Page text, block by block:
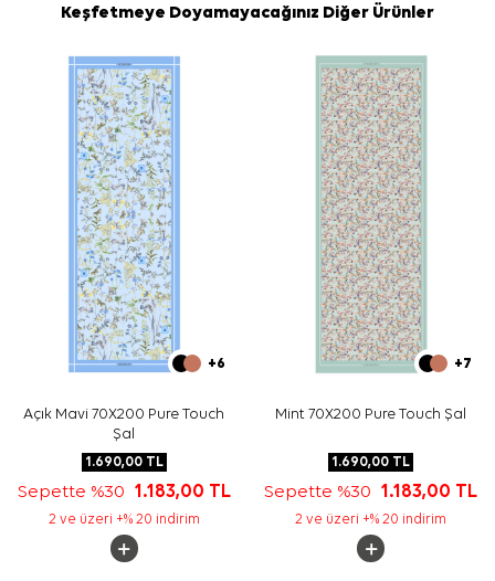
Keşfetmeye Doyamayacağınız Diğer Ürünler
+6
Açık Mavi 70X200 Pure Touch
Şal
1.690,00TL
Sepette %30 1.183,00 TL
2 ve üzeri +% 20 indirim
+7
Mint 70X200 Pure Touch Şal
1.690,00 TL
Sepette %30 1.183,00 TL
2 ve üzeri +% 20 indirim